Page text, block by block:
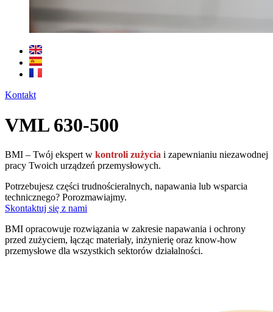
Kontakt
VML 630-500
BMI – Twój ekspert w kontroli zużycia i zapewnianiu niezawodnej
pracy Twoich urządzeń przemysłowych.
Potrzebujesz części trudnościeralnych, napawania lub wsparcia
technicznego? Porozmawiajmy.
Skontaktuj się z nami
BMI opracowuje rozwiązania w zakresie napawania i ochrony
przed zużyciem, łącząc materiały, inżynierię oraz know-how
przemysłowe dla wszystkich sektorów działalności.